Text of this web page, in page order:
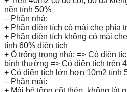
nền tính 50%
– Phần nhà:
+ Phần diện tích có mái che phía
+ Phần diện tích không có mái
tính 60% diện tích
+ Ô trống trong nhà: => Có diện
bình thường => Có diện tích trên
+ Có diện tích lớn hơn 10m2 tính
– Phần mái: